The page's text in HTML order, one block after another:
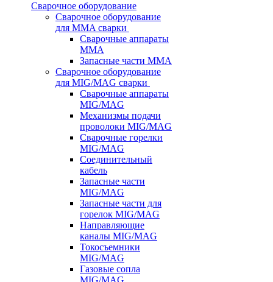
Сварочное оборудование
Сварочное оборудование
для MMA сварки
Сварочные аппараты
MMA
Запасные части MMA
Сварочное оборудование
для MIG/MAG сварки
Сварочные аппараты
MIG/MAG
Механизмы подачи
проволоки MIG/MAG
Сварочные горелки
MIG/MAG
Соединительный
кабель
Запасные части
MIG/MAG
Запасные части для
горелок MIG/MAG
Направляющие
каналы MIG/MAG
Токосъемники
MIG/MAG
Газовые сопла
MIG/MAG